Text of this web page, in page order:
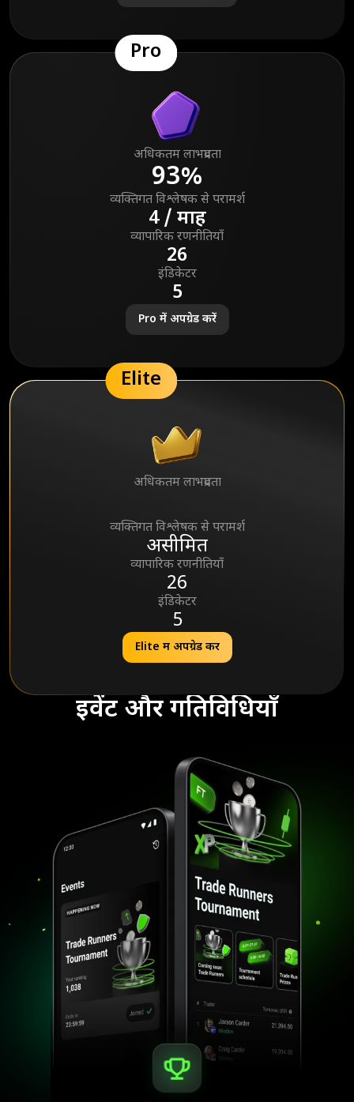
Pro
अधिकतम लाभप्रदता
93%
व्यक्तिगत विश्लेषक से परामर्श
4 / माह
व्यापारिक रणनीतियाँ
26
इंडिकेटर
5
Pro में अपग्रेड करें
Elite
अधिकतम लाभप्रदता
व्यक्तिगत विश्लेषक से परामर्श
असीमित
व्यापारिक रणनीतियाँ
26
इंडिकेटर
5
Elite में अपग्रेड करें
इवेंट और गतिविधियाँ